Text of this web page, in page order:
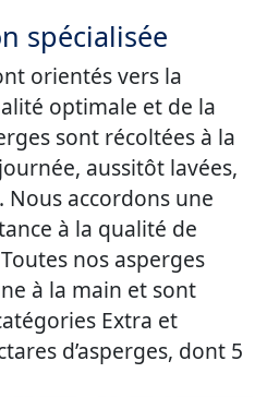
spécialisée
orientés vers la
optimale et de la
sont récoltées à la
aussitôt lavées,
accordons une
à la qualité de
nos asperges
à la main et sont
Extra et
d’asperges, dont 5